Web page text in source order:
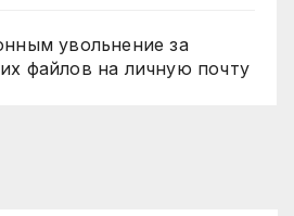
увольнение за
файлов на личную почту